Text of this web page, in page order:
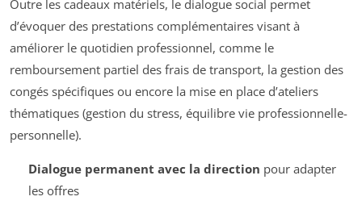
Outre les cadeaux matériels, le dialogue social permet
d’évoquer des prestations complémentaires visant à
améliorer le quotidien professionnel, comme le
remboursement partiel des frais de transport, la gestion des
congés spécifiques ou encore la mise en place d’ateliers
thématiques (gestion du stress, équilibre vie professionnelle-
personnelle).
Dialogue permanent avec la direction pour adapter
les offres